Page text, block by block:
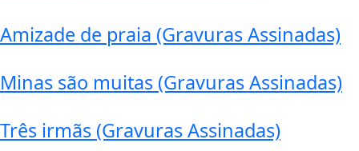
Amizade de praia (Gravuras Assinadas)
Minas são muitas (Gravuras Assinadas)
Três irmãs (Gravuras Assinadas)